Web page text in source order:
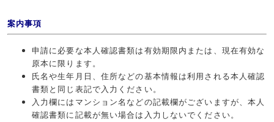
案内事項
申請に必要な本人確認書類は有効期限内または、現在有効な
原本に限ります。
氏名や生年月日、住所などの基本情報は利用される本人確認
書類と同じ表記で入力ください。
入力欄にはマンション名などの記載欄がございますが、本人
確認書類に記載が無い場合は入力しないでください。